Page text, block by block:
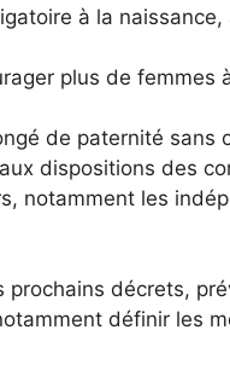
à la
plus de femmes
de paternité sans
dispositions des
notamment les
décrets,
définir les